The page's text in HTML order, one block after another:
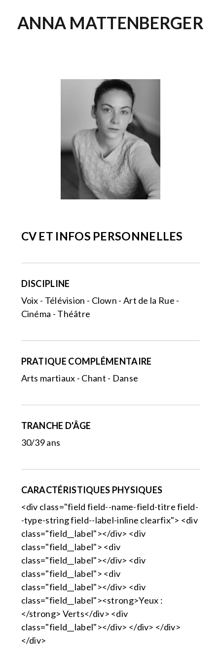
ANNA MATTENBERGER
CV ET INFOS PERSONNELLES
DISCIPLINE
Voix - Télévision - Clown - Art de la Rue -
Cinéma - Théâtre
PRATIQUE COMPLÉMENTAIRE
Arts martiaux - Chant - Danse
TRANCHE D'ÂGE
30/39 ans
CARACTÉRISTIQUES PHYSIQUES
<div class="field field--name-field-titre field-
-type-string field--label-inline clearfix"> <div
class="field__label"></div> <div
class="field__label"> <div
class="field__label"></div> <div
class="field__label"> <div
class="field__label"></div> <div
class="field__label"><strong>Yeux :
</strong> Verts</div> <div
class="field__label"></div> </div> </div>
</div>